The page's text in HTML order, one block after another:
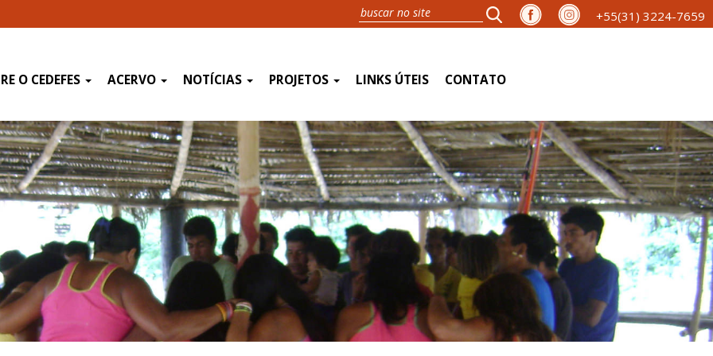
+55(31) 3224-7659
O CEDEFES ACERVO NOTÍCIAS PROJETOS LINKS ÚTEIS CONTATO